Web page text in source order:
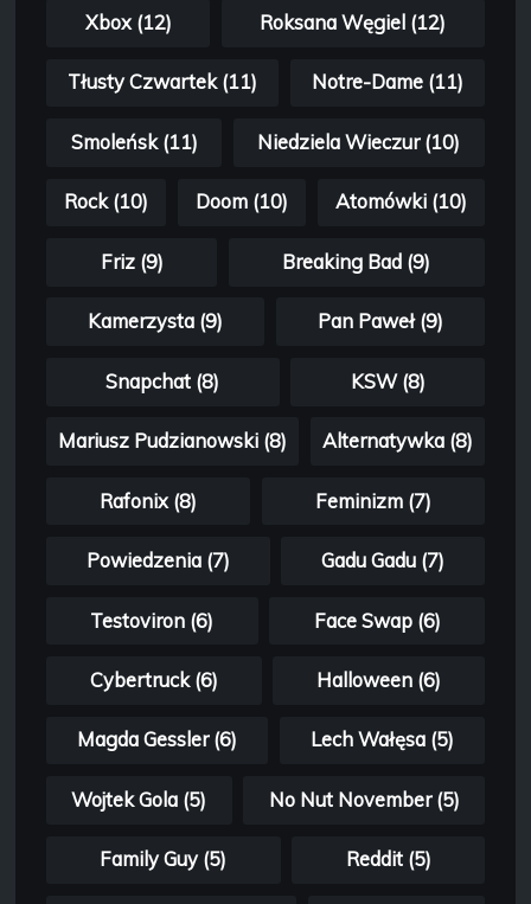
Xbox (12) Roksana Węgiel (12)
Tłusty Czwartek (11) Notre-Dame (11)
Smoleńsk (11) Niedziela Wieczur (10)
Rock (10) Doom (10) Atomówki (10)
Friz (9) Breaking Bad (9)
Kamerzysta (9) Pan Paweł (9)
Snapchat (8) KSW (8)
Mariusz Pudzianowski (8) Alternatywka (8)
Rafonix (8) Feminizm (7)
Powiedzenia (7) Gadu Gadu (7)
Testoviron (6) Face Swap (6)
Cybertruck (6) Halloween (6)
Magda Gessler (6) Lech Wałęsa (5)
Wojtek Gola (5) No Nut November (5)
Family Guy (5) Reddit (5)